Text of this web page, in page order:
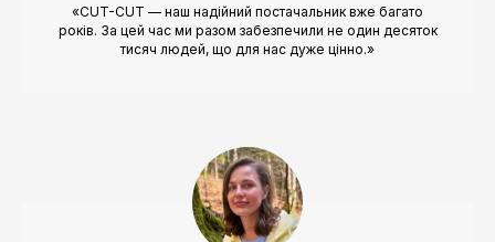
«CUT-CUT — наш надійний постачальник вже багато
років. За цей час ми разом забезпечили не один десяток
тисяч людей, що для нас дуже цінно.»